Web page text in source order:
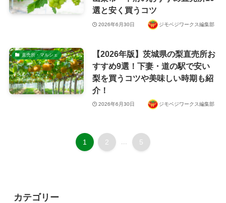
選と安く買うコツ
2026年6月30日 ジモベジワークス編集部
直売所・マルシェ
【2026年版】茨城県の梨直売所お
すすめ9選！下妻・道の駅で安い
梨を買うコツや美味しい時期も紹
介！
2026年6月30日 ジモベジワークス編集部
1 2 ... 5
カテゴリー